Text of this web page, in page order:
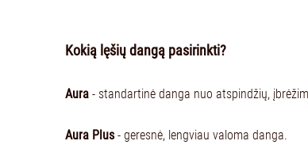
Kokią lęšių dangą pasirinkti?
Aura - standartinė danga nuo atspindžių,
Aura Plus- geresnė, lengviau valoma danga.